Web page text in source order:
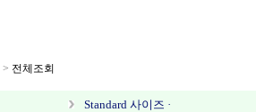
> 전체조회
Standard 사이즈 ·